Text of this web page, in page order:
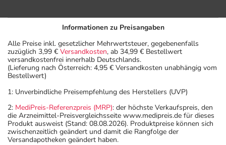
Informationen zu Preisangaben
Alle Preise inkl. gesetzlicher Mehrwertsteuer, gegebenenfalls
zuzüglich 3,99 € Versandkosten, ab 34,99 € Bestellwert
versandkostenfrei innerhalb Deutschlands.
(Lieferung nach Österreich: 4,95 € Versandkosten unabhängig vom
Bestellwert)
1: Unverbindliche Preisempfehlung des Herstellers (UVP)
2: MediPreis-Referenzpreis (MRP): der höchste Verkaufspreis, den
die Arzneimittel-Preisvergleichsseite www.medipreis.de für dieses
Produkt ausweist (Stand: 08.08.2026). Produktpreise können sich
zwischenzeitlich geändert und damit die Rangfolge der
Versandapotheken geändert haben.